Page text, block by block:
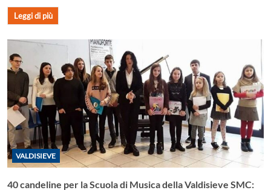
Leggi di più
VALDISIEVE
40 candeline per la Scuola di Musica della Valdisieve SMC: